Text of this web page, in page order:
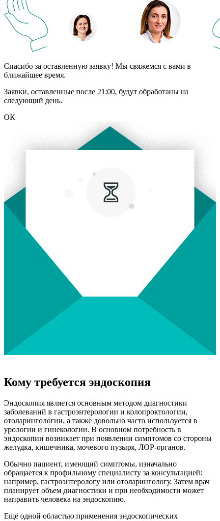
Спасибо за оставленную заявку! Мы свяжемся с вами в
ближайшее время.
Заявки, оставленные после 21:00, будут обработаны на
следующий день.
ОК
Кому требуется эндоскопия
Эндоскопия является основным методом диагностики
заболеваний в гастроэнтерологии и колопроктологии,
отоларингологии, а также довольно часто используется в
урологии и гинекологии. В основном потребность в
эндоскопии возникает при появлении симптомов со стороны
желудка, кишечника, мочевого пузыря, ЛОР-органов.
Обычно пациент, имеющий симптомы, изначально
обращается к профильному специалисту за консультацией:
например, гастроэнтерологу или отоларингологу. Затем врач
планирует объем диагностики и при необходимости может
направить человека на эндоскопию.
Ещё одной областью применения эндоскопических